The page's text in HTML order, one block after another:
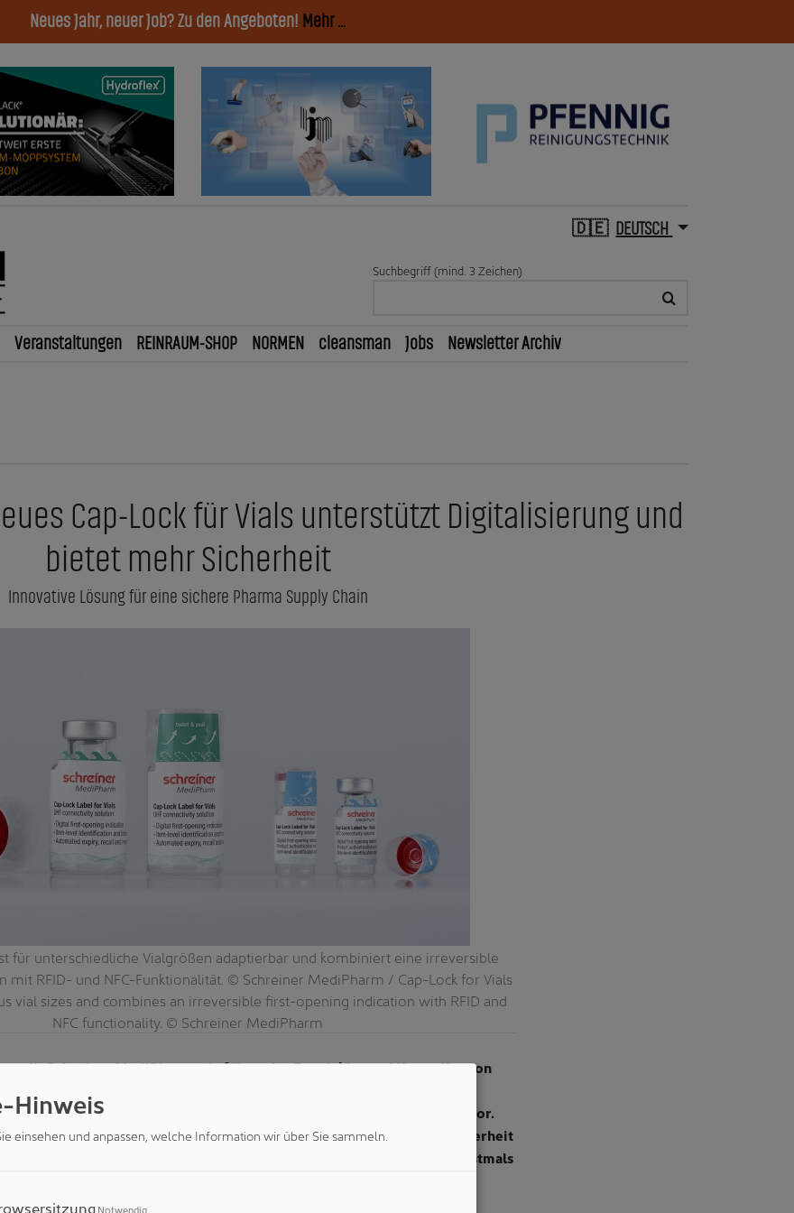
Neues Jahr, neuer Job? Zu den Angeboten! Mehr ...
DEUTSCH
Suchbegriff (mind. 3 Zeichen)
Veranstaltungen REINRAUM-SHOP NORMEN cleansman Jobs Newsletter Archiv
Cap-Lock für Vials unterstützt Digitalisierung und
bietet mehr Sicherheit
Innovative Lösung für eine sichere Pharma Supply Chain
für unterschiedliche Vialgrößen adaptierbar und kombiniert eine irreversible
mit RFID- und NFC-Funktionalität. © Schreiner MediPharm / Cap-Lock for Vials
vial sizes and combines an irreversible first-opening indication with RFID and
NFC functionality. © Schreiner MediPharm
stellt Schreiner MediPharm, ein führender Entwickler und Hersteller von
für die Healthcare Industrie, in Kooperation mit dem CDMO
neuartige Lösung zur analogen und digitalen Erstöffnungsindikation vor.
zentrale Herausforderungen rund um Produktintegrität, Patientensicherheit
Primärpackmitteln und wurde im Rahmen der Pharmapack in Paris erstmals
Hinweis
einsehen und anpassen, welche Information wir über Sie sammeln.